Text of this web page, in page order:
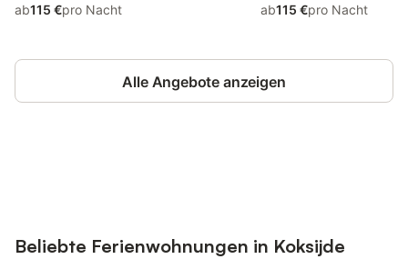
ab115 €pro Nacht
ab115 €pro Nacht
Alle Angebote anzeigen
Beliebte Ferienwohnungen in Koksijde